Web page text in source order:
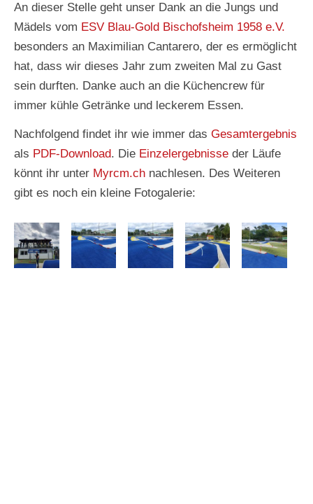
An dieser Stelle geht unser Dank an die Jungs und
Mädels vom ESV Blau-Gold Bischofsheim 1958 e.V.
besonders an Maximilian Cantarero, der es ermöglicht
hat, dass wir dieses Jahr zum zweiten Mal zu Gast
sein durften. Danke auch an die Küchencrew für
immer kühle Getränke und leckerem Essen.
Nachfolgend findet ihr wie immer dasGesamtergebnis
als PDF-Download. Die Einzelergebnisse der Läufe
könnt ihr unter Myrcm.ch nachlesen. Des Weiteren
gibt es noch ein kleine Fotogalerie: